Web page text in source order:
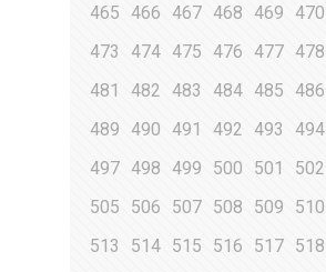
465
466 467 468 469 470
473
474 475 476 477 478
481
482 483 484 485 486
489
490 491 492 493 494
497 498 499 500 501 502
505
506 507 508 509 510
513
514 515 516 517 518